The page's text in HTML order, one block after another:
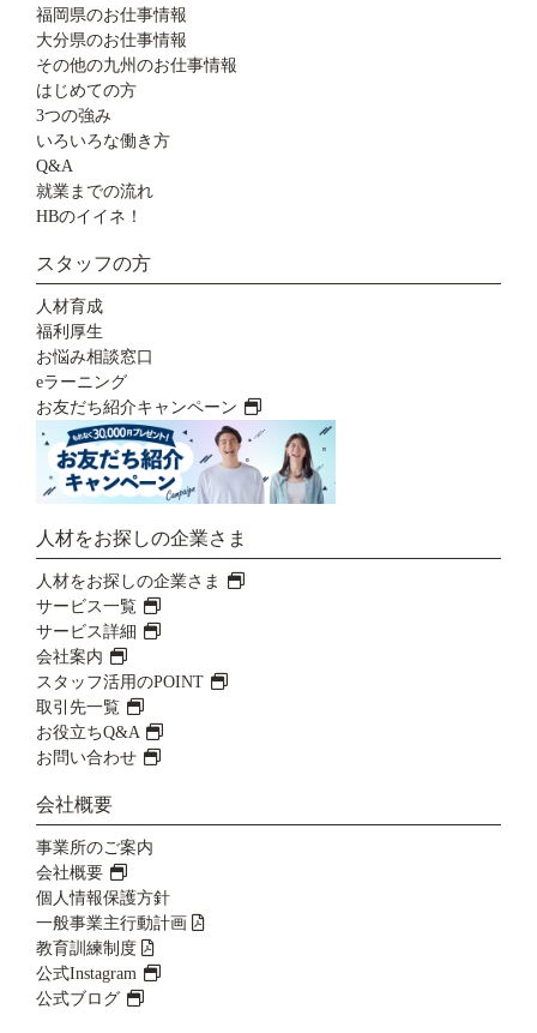
福岡県のお仕事情報
大分県のお仕事情報
その他の九州のお仕事情報
はじめての方
3つの強み
いろいろな働き方
Q&A
就業までの流れ
HBのイイネ！
スタッフの方
人材育成
福利厚生
お悩み相談窓口
eラーニング
お友だち紹介キャンペーン
人材をお探しの企業さま
人材をお探しの企業さま
サービス一覧
サービス詳細
会社案内
スタッフ活用のPOINT
取引先一覧
お役立ちQ&A
お問い合わせ
会社概要
事業所のご案内
会社概要
個人情報保護方針
一般事業主行動計画
教育訓練制度
公式Instagram
公式ブログ